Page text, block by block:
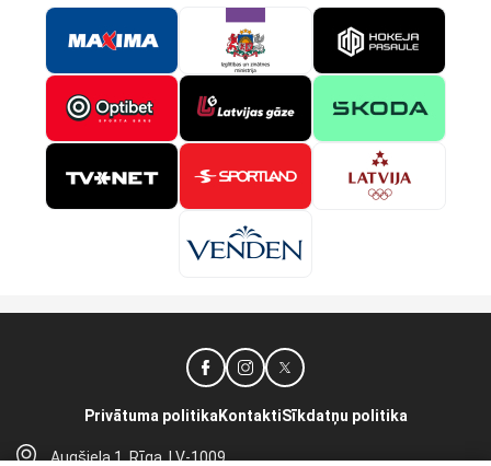
Augšiela 1, Rīga, LV-1009
Privātuma politikaKontaktiSīkdatņu politika